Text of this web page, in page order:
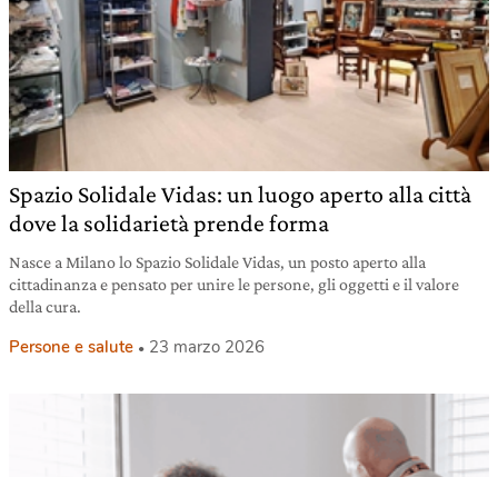
Spazio Solidale Vidas: un luogo aperto alla città
dove la solidarietà prende forma
Nasce a Milano lo Spazio Solidale Vidas, un posto aperto alla
cittadinanza e pensato per unire le persone, gli oggetti e il valore
della cura.
Persone e salute 23 marzo 2026